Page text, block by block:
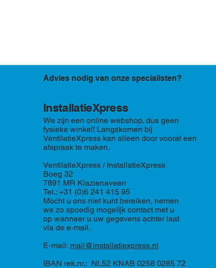
Advies nodig van onze specialisten?
We zijn een online webshop, dus geen
fysieke winkel! Langskomen bij
VentilatieXpress kan alleen door vooraf een
afspraak te maken.
VentilatieXpress / InstallatieXpress
Boeg 32
7891 MR Klazienaveen
Tel.: +31 (0)6 241 415 95
Mocht u ons niet kunt bereiken, nemen
we zo spoedig mogelijk contact met u
op wanneer u uw gegevens achter laat
via de e-mail.
E-mail: mail@installatiexpress.nl
IBAN rek.nr.: NL52 KNAB 0258 0285 72
InstallatieXpress